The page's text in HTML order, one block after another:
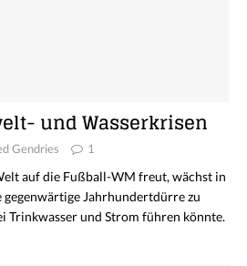
und Wasserkrisen
Gendries 1
auf die Fußball-WM freut, wächst in
gegenwärtige Jahrhundertdürre zu
Trinkwasser und Strom führen könnte.